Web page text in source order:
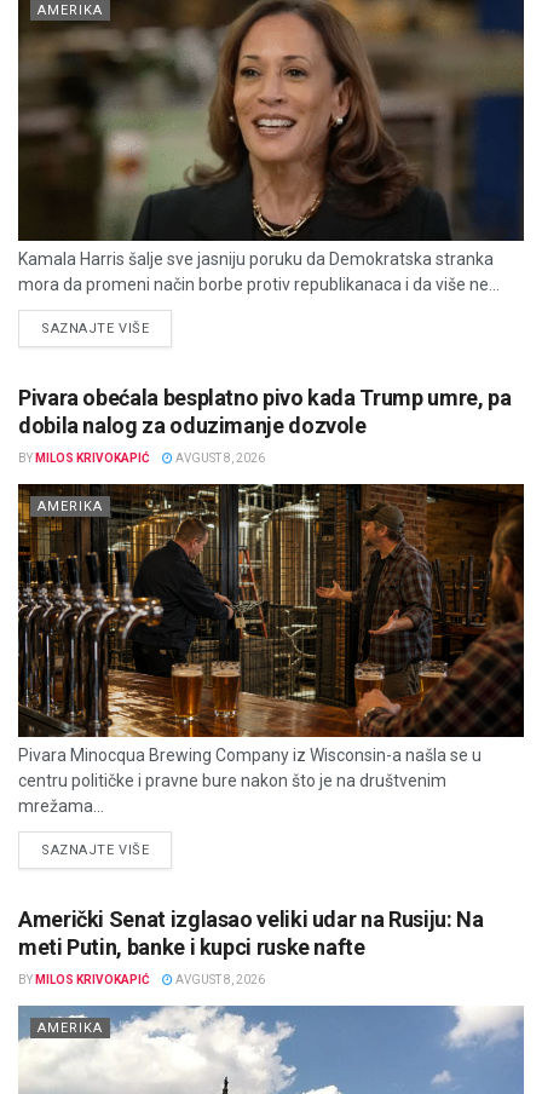
AMERIKA
Kamala Harris šalje sve jasniju poruku da Demokratska stranka
mora da promeni način borbe protiv republikanaca i da više ne...
SAZNAJTE VIŠEDETAILS
Pivara obećala besplatno pivo kada Trump umre, pa
dobila nalog za oduzimanje dozvole
BY MILOS KRIVOKAPIĆ AVGUST 8, 2026
AMERIKA
Pivara Minocqua Brewing Company iz Wisconsin-a našla se u
centru političke i pravne bure nakon što je na društvenim
mrežama...
SAZNAJTE VIŠEDETAILS
Američki Senat izglasao veliki udar na Rusiju: Na
meti Putin, banke i kupci ruske nafte
BY MILOS KRIVOKAPIĆ AVGUST 8, 2026
AMERIKA